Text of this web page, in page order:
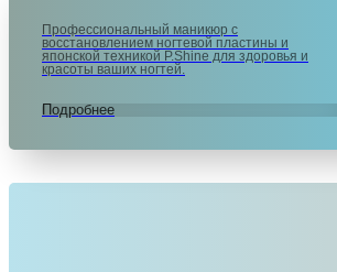
Профессиональный маникюр с
восстановлением ногтевой пластины и
японской техникой P.Shine для здоровья и
красоты ваших ногтей.
Подробнее